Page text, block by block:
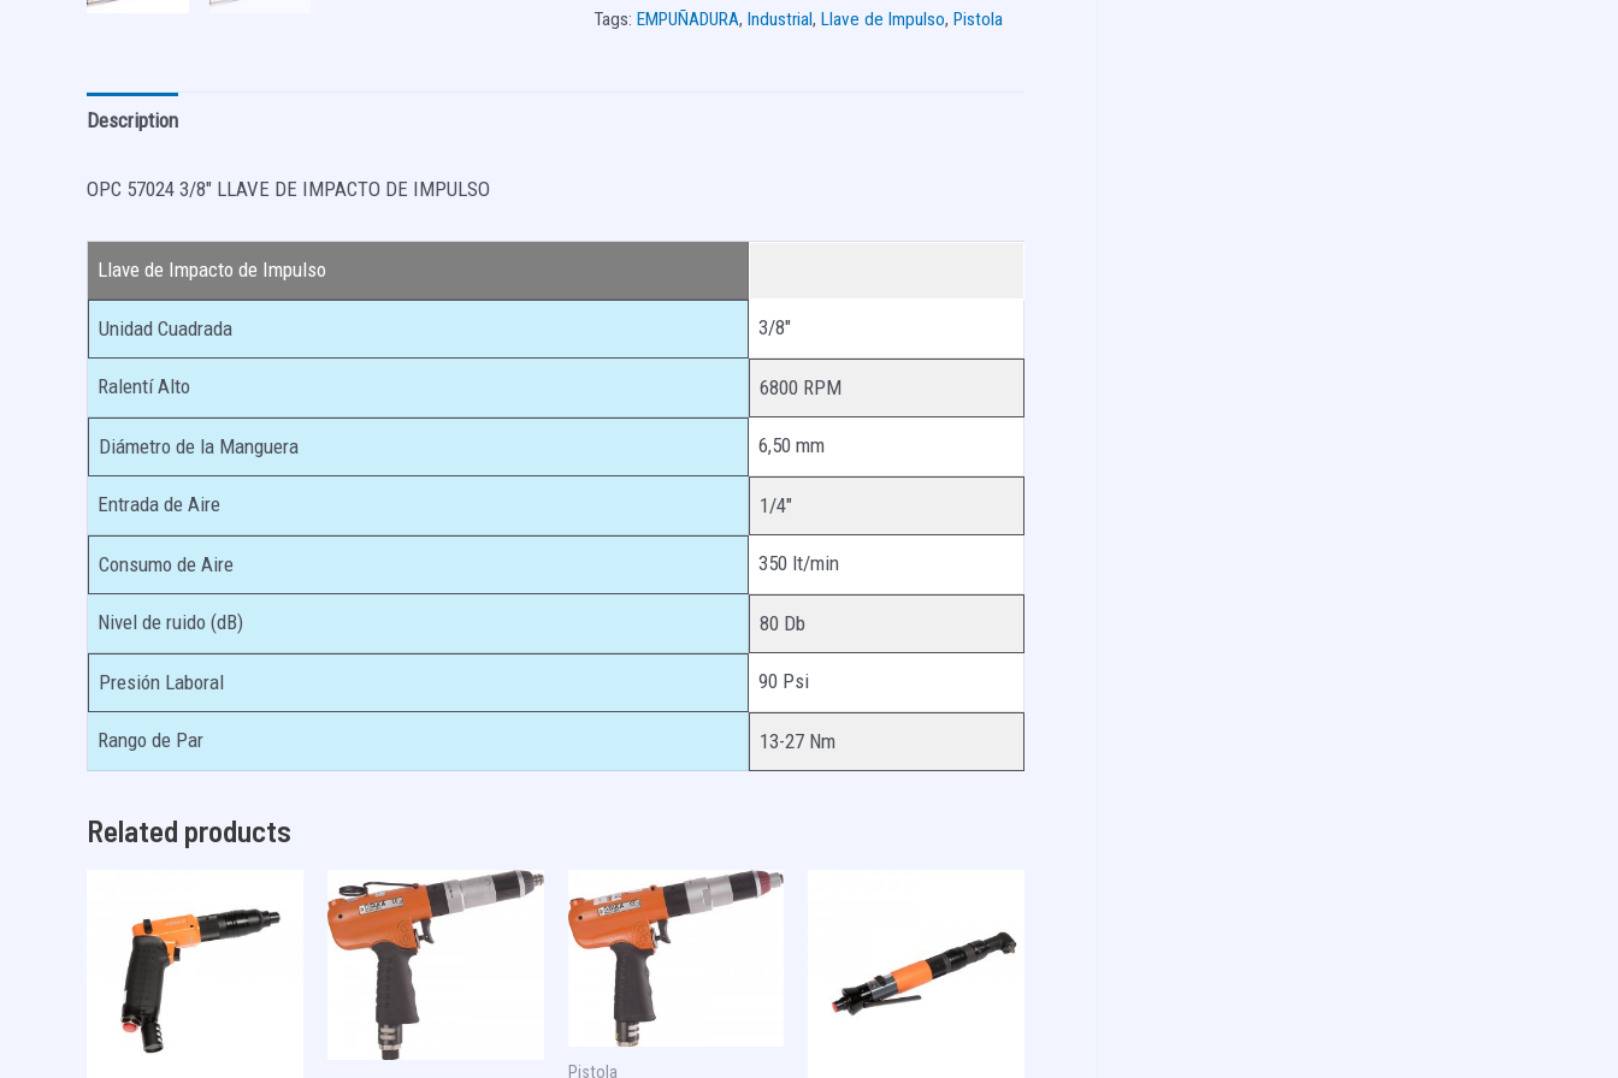
Tags: EMPUÑADURA, Industrial, Llave de Impulso, Pistola
Description
OPC 57024 3/8″ LLAVE DE IMPACTO DE IMPULSO
Llave de Impacto de Impulso
Unidad Cuadrada 3/8″
Ralentí Alto 6800 RPM
Diámetro de la Manguera 6,50 mm
Entrada de Aire 1/4″
Consumo de Aire 350 lt/min
Nivel de ruido (dB) 80 Db
Presión Laboral 90 Psi
Rango de Par 13-27 Nm
Related products
Pistola